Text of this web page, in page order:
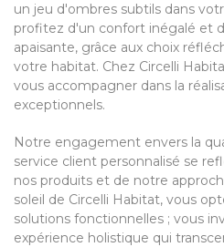
un jeu d'ombres subtils dans
profitez d'un confort inégalé et
apaisante, grâce aux choix
votre habitat. Chez Circelli
vous accompagner dans la
exceptionnels.
Notre engagement envers la
service client personnalisé se
nos produits et de notre
soleil de Circelli Habitat, vous
solutions fonctionnelles ; vous
expérience holistique qui